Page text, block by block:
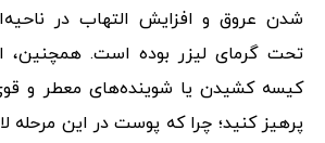
شدن عروق و افزایش التهاب در
تحت گرمای لیزر بوده است. همچنین،
کیسه کشیدن یا شوینده‌های معطر و
پرهیز کنید؛ چرا که پوست در این مرحله